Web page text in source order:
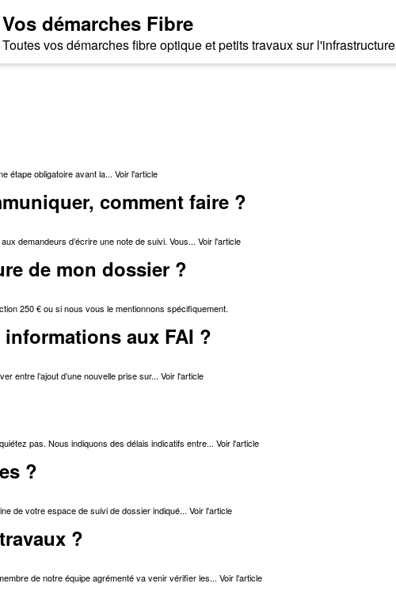
Vos démarches Fibre
Toutes vos démarches fibre optique et petits travaux sur
étape obligatoire avant la... Voir l'article
comment faire ?
demandeurs d’écrire une note de suivi. Vous... Voir l'article
de mon dossier ?
250 € ou si nous vous le mentionnons spécifiquement.
aux FAI ?
entre l’ajout d’une nouvelle prise sur... Voir l'article
pas. Nous indiquons des délais indicatifs entre... Voir l'article
?
de votre espace de suivi de dossier indiqué... Voir l'article
?
de notre équipe agrémenté va venir vérifier les... Voir l'article